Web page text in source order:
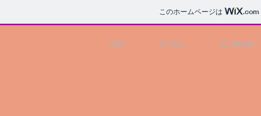
このホームページは .com
HOME Dormitory RESTAURANT